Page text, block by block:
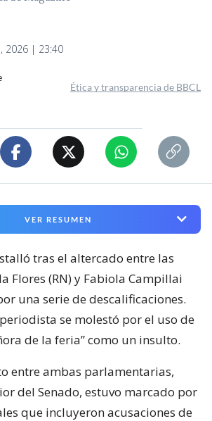
2026 | 23:40
Ética y transparencia de BBCL
VER RESUMEN
tras el altercado entre las
Flores (RN) y Fabiola Campillai
una serie de descalificaciones.
se molestó por el uso de
de la feria” como un insulto.
entre ambas parlamentarias,
del Senado, estuvo marcado por
que incluyeron acusaciones de